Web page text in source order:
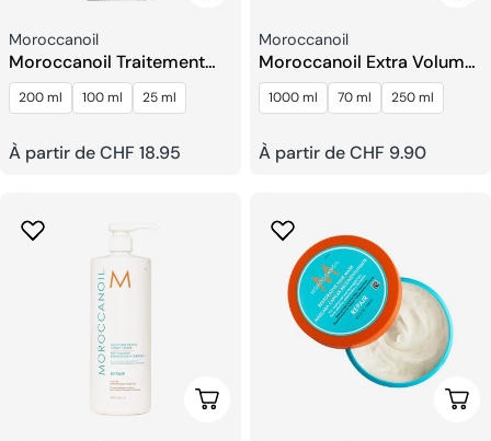
Fournisseur:
Moroccanoil
Moroccanoil Traitement
Light
200 ml 100 ml 25 ml
Prix
À partir de CHF 18.95
Fournisseur:
Moroccanoil
Moroccanoil Extra Volume
Shampoing
1000 ml 70 ml 250 ml
Prix
À partir de CHF 9.90
Choisissez Les Options